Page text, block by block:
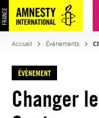
Accueil Évènements
ÉVÈNEMENT
Changer